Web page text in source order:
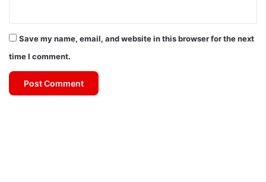
Save my name, email, and website in this browser for the next
time I comment.